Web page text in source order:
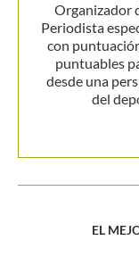
Organizador
Periodista
con
puntuables
desde una
del
EL